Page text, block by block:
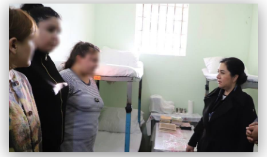
vakillaridan yuborilgan.